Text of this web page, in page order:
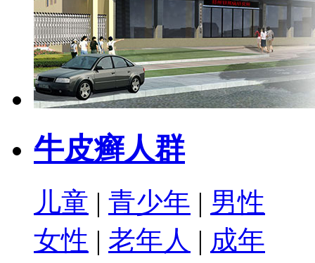
牛皮癣人群
儿童 | 青少年 | 男性
女性 | 老年人 | 成年